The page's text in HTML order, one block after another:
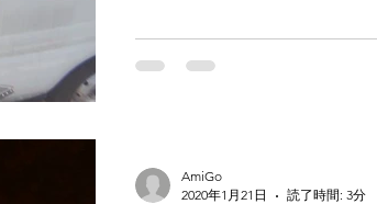
AmiGo
2020年1月21日
読了時間: 3分